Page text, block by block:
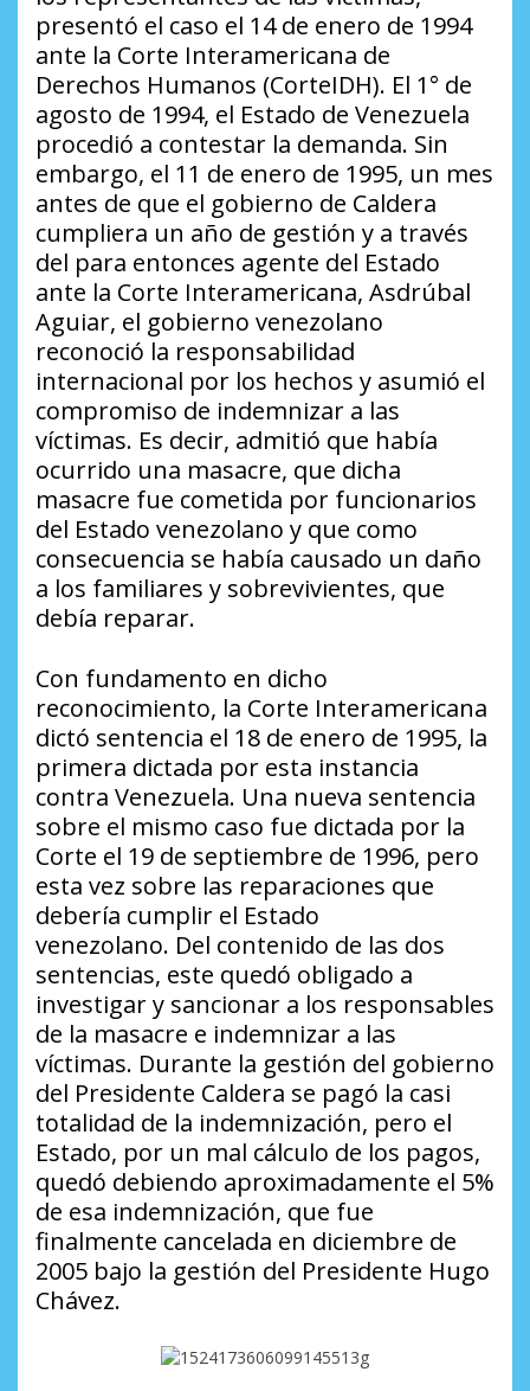
presentó el caso el 14 de enero de 1994
ante la Corte Interamericana de
Derechos Humanos (CorteIDH). El 1° de
agosto de 1994, el Estado de Venezuela
procedió a contestar la demanda. Sin
embargo, el 11 de enero de 1995, un mes
antes de que el gobierno de Caldera
cumpliera un año de gestión y a través
del para entonces agente del Estado
ante la Corte Interamericana, Asdrúbal
Aguiar, el gobierno venezolano
reconoció la responsabilidad
internacional por los hechos y asumió el
compromiso de indemnizar a las
víctimas. Es decir, admitió que había
ocurrido una masacre, que dicha
masacre fue cometida por funcionarios
del Estado venezolano y que como
consecuencia se había causado un daño
a los familiares y sobrevivientes, que
debía reparar.
Con fundamento en dicho
reconocimiento, la Corte Interamericana
dictó sentencia el 18 de enero de 1995, la
primera dictada por esta instancia
contra Venezuela. Una nueva sentencia
sobre el mismo caso fue dictada por la
Corte el 19 de septiembre de 1996, pero
esta vez sobre las reparaciones que
debería cumplir el Estado
venezolano. Del contenido de las dos
sentencias, este quedó obligado a
investigar y sancionar a los responsables
de la masacre e indemnizar a las
víctimas. Durante la gestión del gobierno
del Presidente Caldera se pagó la casi
totalidad de la indemnización, pero el
Estado, por un mal cálculo de los pagos,
quedó debiendo aproximadamente el 5%
de esa indemnización, que fue
finalmente cancelada en diciembre de
2005 bajo la gestión del Presidente Hugo
Chávez.